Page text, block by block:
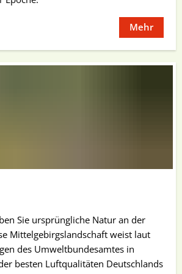
Mehr
Sie ursprüngliche Natur an der
Mittelgebirgslandschaft weist laut
des Umweltbundesamtes in
besten Luftqualitäten Deutschlands